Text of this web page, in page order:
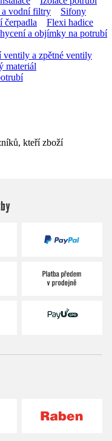
a vodní filtry
Sifony
čerpadla
Flexi hadice
a objímky na potrubí
ventily a zpětné ventily
materiál
kteří zboží